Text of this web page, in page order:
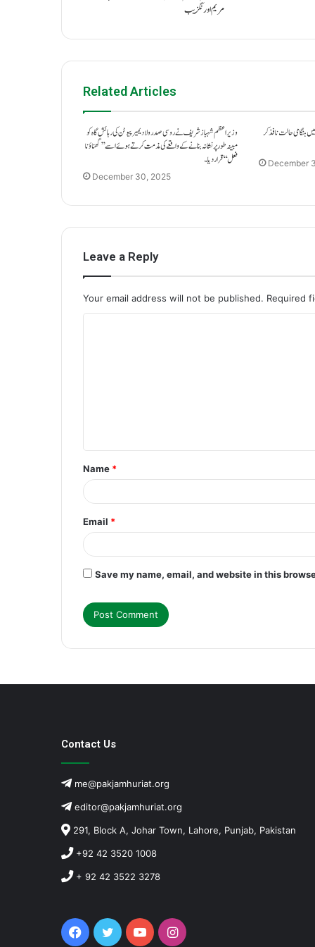
مریم اورنگزیب
Related Articles
وزیراعظم شہباز شریف نے روسی صدر ولادیمیر پیوٹن کی رہائش گاہ کو
مبینہ طور پر نشانہ بنانے کے واقعے کی مذمت کرتے ہوئے اسے ’’گھناؤنا
فعل‘‘ قرار دیا۔
December 30, 2025
ہنگامی حالت نافذ کر
December
Leave a Reply
Your email address will not be published. Required
t
*
Name *
Email *
Save my name, email, and website in this
Contact Us
me@pakjamhuriat.org
editor@pakjamhuriat.org
291, Block A, Johar Town, Lahore, Punjab, Pakistan
+92 42 3520 1008
+ 92 42 3522 3278
Facebook
TwitterYouTubeInstagram